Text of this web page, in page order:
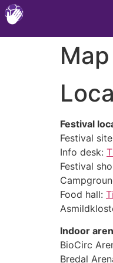
Map
Festival
Festival
Info desk:
Festival
Food hall:
Indoor
BioCirc
Bredal